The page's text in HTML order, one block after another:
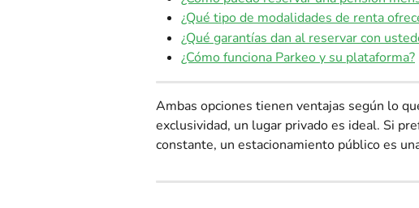
¿Qué tipo de modalidades de renta
¿Qué garantías dan al reservar con
¿Cómo funciona Parkeo y su plataforma?
Ambas opciones tienen ventajas según lo
exclusividad, un lugar privado es ideal. Si
constante, un estacionamiento público es